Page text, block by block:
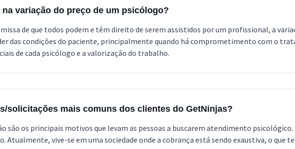
variação do preço de um psicólogo?
de que todos podem e têm direito de serem assistidos por um profissional, a
das condições do paciente, principalmente quando há comprometimento com o
de cada psicólogo e a valorização do trabalho.
solicitações mais comuns dos clientes do GetNinjas?
são os principais motivos que levam as pessoas a buscarem atendimento psicológico.
Atualmente, vive-se em uma sociedade onde a cobrança está sendo exaustiva, o que